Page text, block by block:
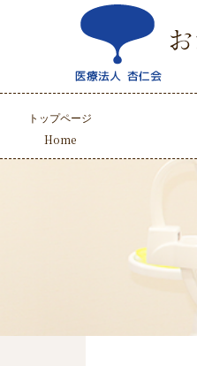
トップページ
Home